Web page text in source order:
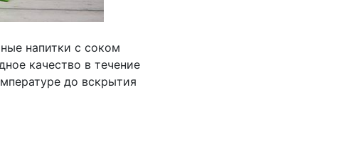
напитки с соком
качество в течение
до вскрытия